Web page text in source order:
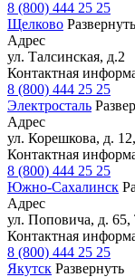
8 (800) 444 25 25
Щелково Развернуть
Адрес
ул. Талсинская, д.2
Контактная
8 (800) 444 25 25
Электросталь
Адрес
ул. Корешкова, д.
Контактная
8 (800) 444 25 25
Южно-Сахалинск
Адрес
ул. Поповича, д.
Контактная
8 (800) 444 25 25
Якутск Развернуть